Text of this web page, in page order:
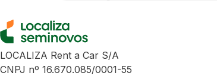
LOCALIZA Rent a Car S/A
CNPJ nº 16.670.085/0001-55